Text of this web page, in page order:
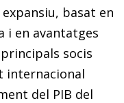
basat en
i en avantatges
socis
internacional
del PIB del